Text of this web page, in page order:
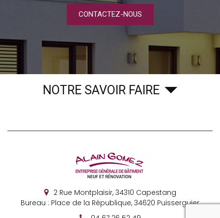
CONTACTEZ-NOUS
NOTRE SAVOIR FAIRE
2 Rue Montplaisir, 34310 Capestang
Bureau : Place de la République, 34620 Puisserguier